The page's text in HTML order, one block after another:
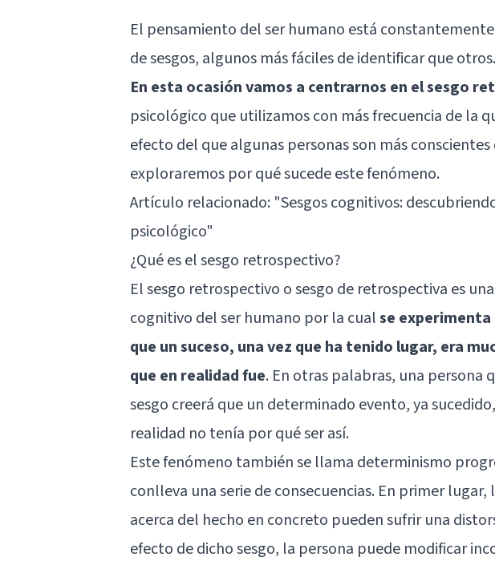
El pensamiento del ser humano está
de sesgos, algunos más fáciles de identificar que otros.
En esta ocasión vamos a centrarnos en el sesgo
psicológico que utilizamos con más frecuencia de la
efecto del que algunas personas son más
exploraremos por qué sucede este fenómeno.
Artículo relacionado: "Sesgos cognitivos:
psicológico"
¿Qué es el sesgo retrospectivo?
El sesgo retrospectivo o sesgo de retrospectiva es
cognitivo del ser humano por la cualse
que un suceso, una vez que ha tenido lugar, era
que en realidad fue. En otras palabras, una persona
sesgo creerá que un determinado evento, ya
realidad no tenía por qué ser así.
Este fenómeno también se llama determinismo
conlleva una serie de consecuencias. En primer
acerca del hecho en concreto pueden sufrir una
efecto de dicho sesgo, la persona puede modificar